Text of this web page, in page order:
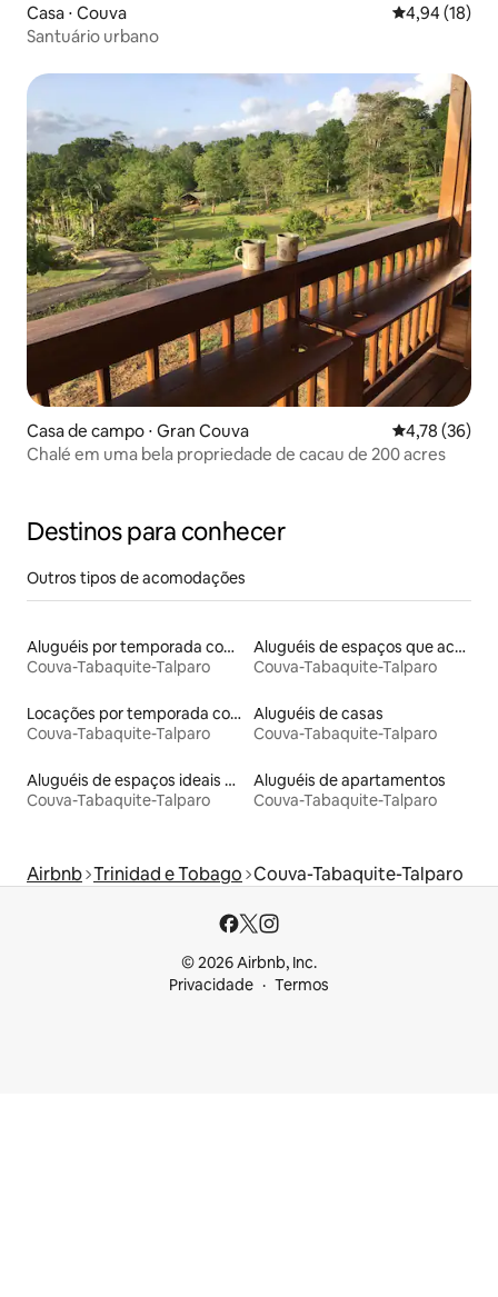
Casa ⋅ Couva 4,94 de uma
4,94 (18)
Santuário urbano
Casa de campo ⋅ Gran Couva 4,78 de uma
4,78 (36)
Chalé em uma bela propriedade de cacau de 200 acres
Destinos para conhecer
Outros tipos de acomodações
Aluguéis por temporada com café da manhã
Couva-Tabaquite-Talparo
Aluguéis de espaços que aceitam animais de estimação
Couva-Tabaquite-Talparo
Locações por temporada com piscina
Couva-Tabaquite-Talparo
Aluguéis de casas
Couva-Tabaquite-Talparo
Aluguéis de espaços ideais para famílias
Couva-Tabaquite-Talparo
Aluguéis de apartamentos
Couva-Tabaquite-Talparo
Airbnb Trinidad e Tobago Couva-Tabaquite-Talparo
© 2026 Airbnb, Inc.
Privacidade
Termos